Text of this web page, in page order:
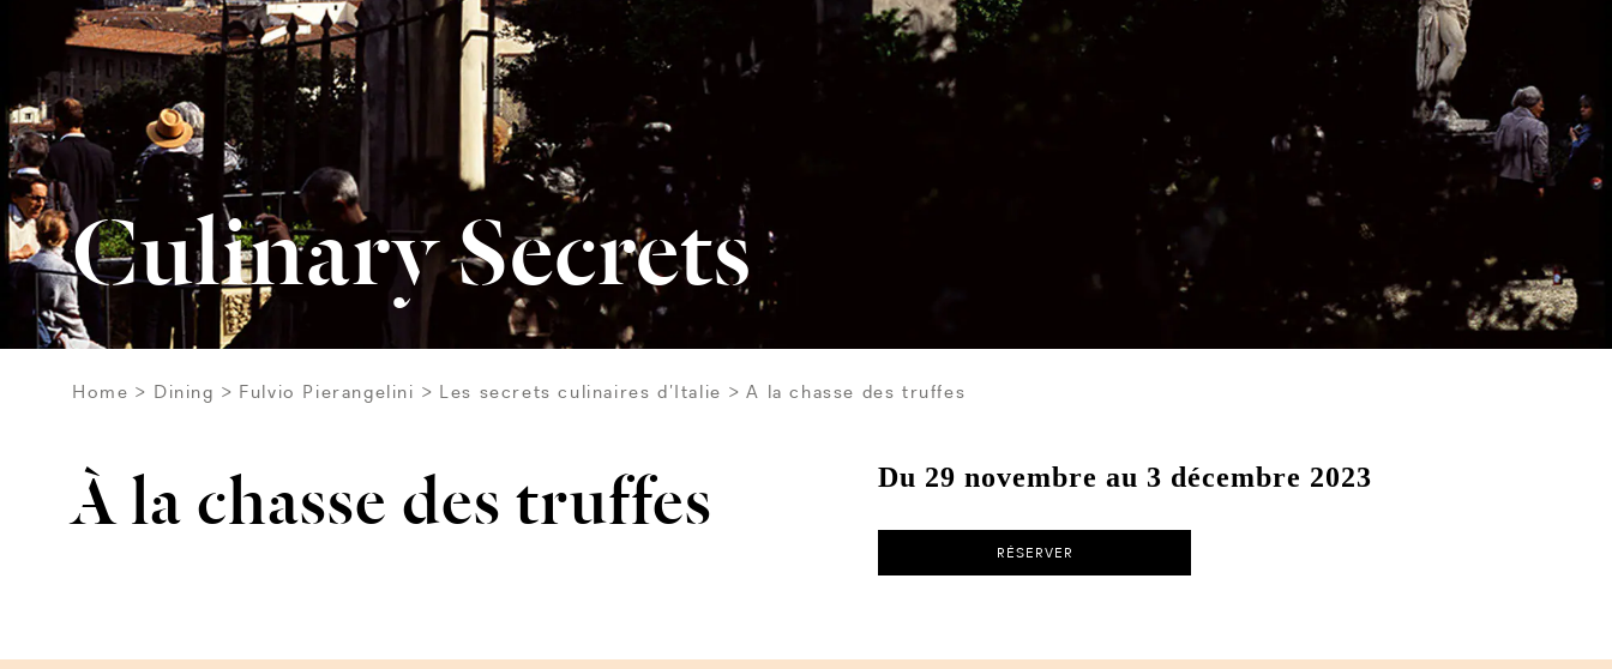
Culinary Secrets
Home Dining Fulvio Pierangelini Les secrets culinaires d’Italie A la chasse des truffes
À la chasse des truffes Du 29 novembre au 3 décembre 2023
RÉSERVER